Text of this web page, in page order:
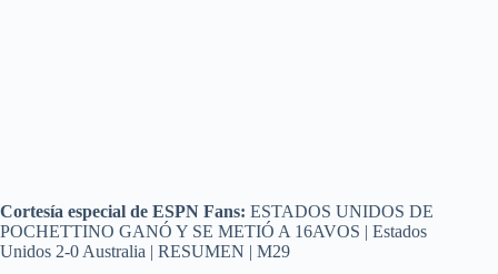
Cortesía especial de ESPN Fans: ESTADOS UNIDOS DE
POCHETTINO GANÓ Y SE METIÓ A 16AVOS | Estados
Unidos 2-0 Australia | RESUMEN | M29